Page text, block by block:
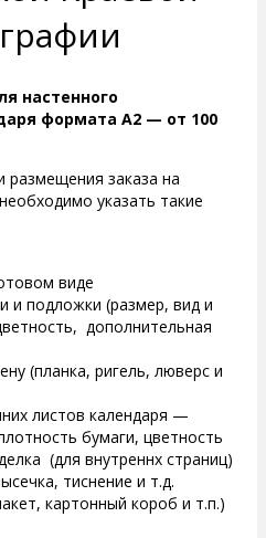
настенного
формата А2 — от 100
размещения заказа на
указать такие
виде
подложки (размер, вид и
дополнительная
(планка, ригель, люверс и
листов календаря —
бумаги, цветность
(для внутреннх страниц)
тиснение и т.д.
картонный короб и т.п.)